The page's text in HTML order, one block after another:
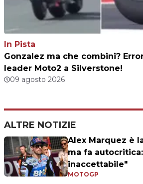
In Pista
Gonzalez ma che combini?
leader Moto2 a Silverstone!
09 agosto 2026
ALTRE NOTIZIE
Alex Marquez è
ma fa
inaccettabile"
MOTOGP